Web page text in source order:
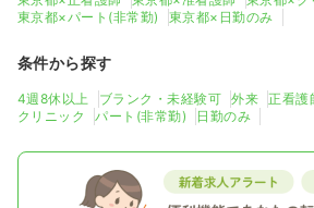
東京都×パート(非常勤)
東京都×日勤のみ
条件から探す
4週8休以上 ブランク・未経験可 外来 正看護
クリニック
パート(非常勤) 日勤のみ